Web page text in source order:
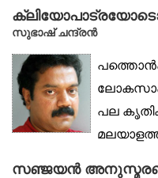
സുഭാഷ് ചന്ദ്രൻ
പല
സഞ്ജയൻ